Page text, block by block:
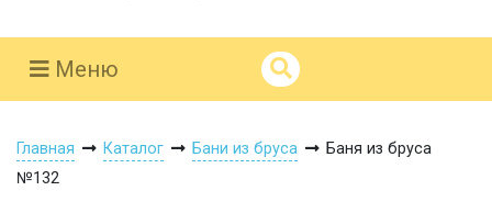
Меню
Главная Каталог Бани из бруса
Баня из бруса
№132